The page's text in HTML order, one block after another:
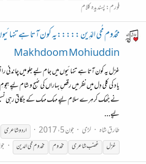
فورم:پسندیدہ کلام
مخدُوم مُحی الدِّین :::::یہ کون آتا ہے
Makhdoom Mohiuddin
غزل یہ کون آتا ہے تنہائیوں میں جام لیِے جلو میں
یاد کی کلی دِل میں نظر میں رقصِ بہاراں کی صُبح و شام لیِے
نے جُھک کر مِرے سلام لیِے مہک مہک کے جگاتی رہی نسیمِ
لیِے...
طارق شاہ
لڑی جون 5، 2017 اردو شاعری
غزل
غضب شاعری مخدوم مخدوم محی الدین